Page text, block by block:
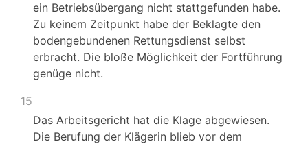
ein Betriebsübergang nicht stattgefunden habe.
Zu keinem Zeitpunkt habe der Beklagte den
bodengebundenen Rettungsdienst selbst
erbracht. Die bloße Möglichkeit der Fortführung
genüge nicht.
15
Das Arbeitsgericht hat die Klage abgewiesen.
Die Berufung der Klägerin blieb vor dem